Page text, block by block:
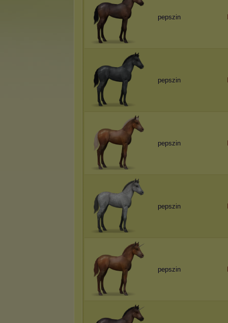
pepszin
pepszin
pepszin
pepszin
pepszin